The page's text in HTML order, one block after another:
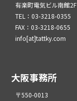
有楽町電気ビル南館2F
TEL：03-3218-0355
FAX：03-3218-0655
info[at]tattky.com
大阪事務所
〒550-0013